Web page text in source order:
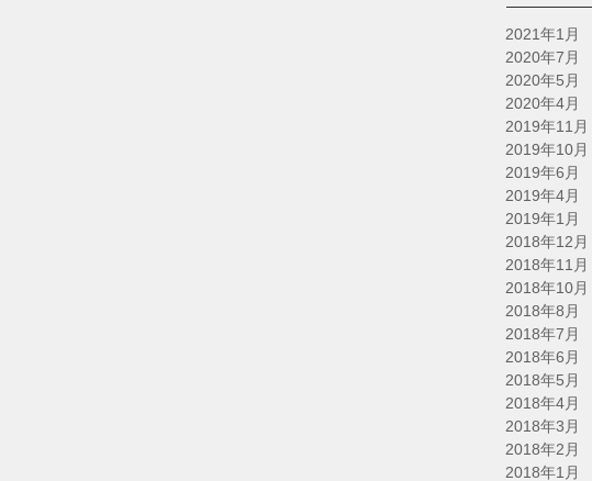
2021年1月
2020年7月
2020年5月
2020年4月
2019年11月
2019年10月
2019年6月
2019年4月
2019年1月
2018年12月
2018年11月
2018年10月
2018年8月
2018年7月
2018年6月
2018年5月
2018年4月
2018年3月
2018年2月
2018年1月